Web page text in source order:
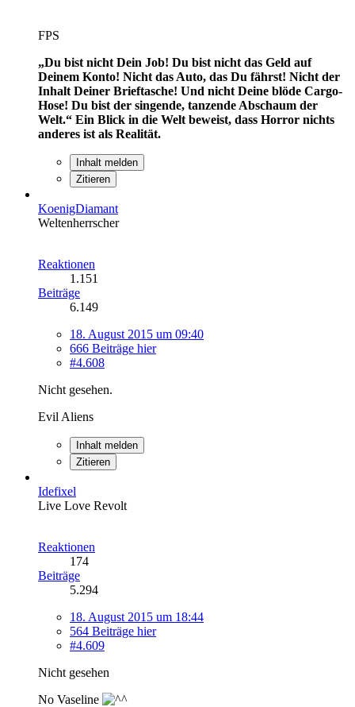
FPS
„Du bist nicht Dein Job! Du bist nicht das Geld auf
Deinem Konto! Nicht das Auto, das Du fährst! Nicht der
Inhalt Deiner Brieftasche! Und nicht Deine blöde Cargo-
Hose! Du bist der singende, tanzende Abschaum der
Welt.“ Ein Blick in die Welt beweist, dass Horror nichts
anderes ist als Realität.
Inhalt melden
Zitieren
KoenigDiamant
Weltenherrscher
Reaktionen
1.151
Beiträge
6.149
18. August 2015 um 09:40
666 Beiträge hier
#4.608
Nicht gesehen.
Evil Aliens
Inhalt melden
Zitieren
Idefixel
Live Love Revolt
Reaktionen
174
Beiträge
5.294
18. August 2015 um 18:44
564 Beiträge hier
#4.609
Nicht gesehen
No Vaseline